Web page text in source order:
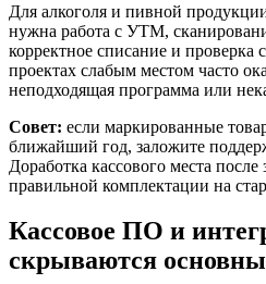
Для алкоголя и пивной
нужна работа с УТМ,
корректное списание и
проектах слабым местом часто
неподходящая программа или
Совет: если маркированные
ближайший год, заложите
Доработка кассового места
правильной комплектации на
Кассовое ПО и
скрываются